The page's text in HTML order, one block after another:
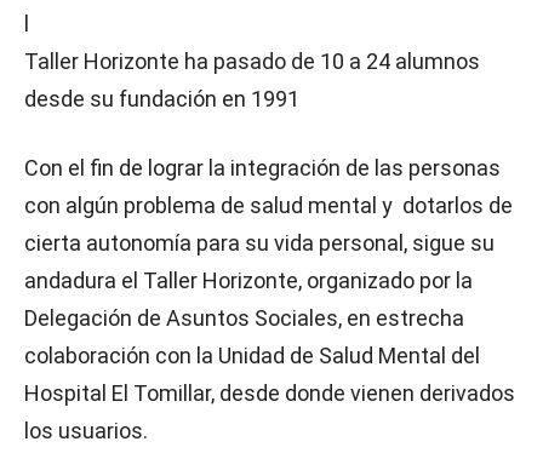
Taller Horizonte ha pasado de 10 a 24 alumnos
desde su fundación en 1991
Con el fin de lograr la integración de las personas
con algún problema de salud mental y dotarlos de
cierta autonomía para su vida personal, sigue su
andadura el Taller Horizonte, organizado por la
Delegación de Asuntos Sociales, en estrecha
colaboración con la Unidad de Salud Mental del
Hospital El Tomillar, desde donde vienen derivados
los usuarios.